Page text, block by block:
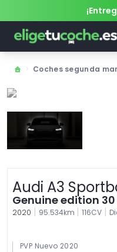
Coches segunda
Audi A3
Genuine edition 30
2020 | 95.534km | 116CV |
PVP Nuevo 2020